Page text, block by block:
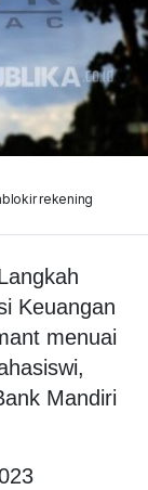
rekening
Keuangan
menuai
Mandiri